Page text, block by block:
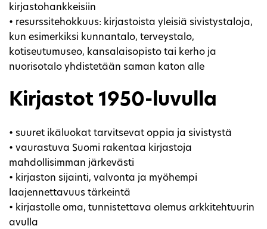
kirjastohankkeisiin
• resurssitehokkuus: kirjastoista yleisiä sivistystaloja,
kun esimerkiksi kunnantalo, terveystalo,
kotiseutumuseo, kansalaisopisto tai kerho ja
nuorisotalo yhdistetään saman katon alle
Kirjastot 1950-luvulla
• suuret ikäluokat tarvitsevat oppia ja sivistystä
• vaurastuva Suomi rakentaa kirjastoja
mahdollisimman järkevästi
• kirjaston sijainti, valvonta ja myöhempi
laajennettavuus tärkeintä
• kirjastolle oma, tunnistettava olemus arkkitehtuurin
avulla